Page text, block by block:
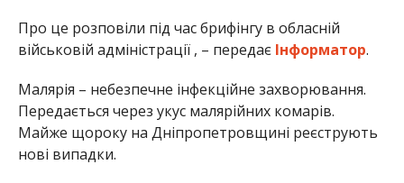
Про це розповіли під час брифінгу в обласній
військовій адміністрації , – передає Інформатор.
Малярія – небезпечне інфекційне захворювання.
Передається через укус малярійних комарів.
Майже щороку на Дніпропетровщині реєструють
нові випадки.